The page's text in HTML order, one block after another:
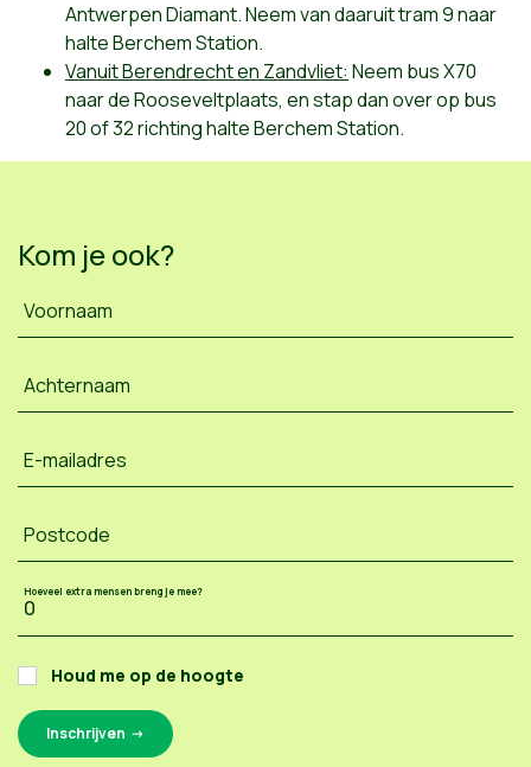
Antwerpen Diamant. Neem van daaruit tram 9 naar
halte Berchem Station.
Vanuit Berendrecht en Zandvliet: Neem bus X70
naar de Rooseveltplaats, en stap dan over op bus
20 of 32 richting halte Berchem Station.
Kom je ook?
Voornaam
Achternaam
E-mailadres
Postcode
Hoeveel extra mensen breng je mee?
Houd me op de hoogte